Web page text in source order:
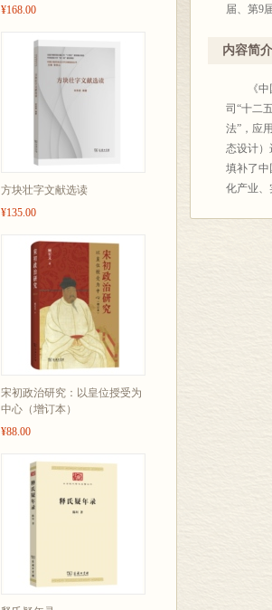
¥168.00
方块壮字文献选读
¥135.00
宋初政治研究：以皇位授受为
中心（增订本）
¥88.00
和实际
届、第9
333学术
号，被
中国科普
主要编
张承志
吕江，
王 强,江
内容简介
《中国
司“十二
法”，应
态设计）
填补了中
化产业、